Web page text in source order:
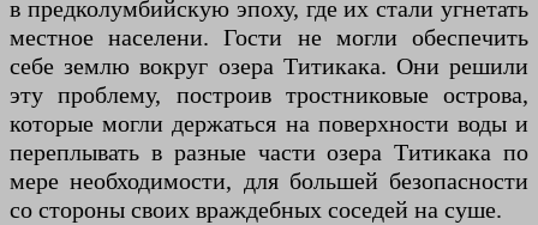
в предколумбийскую эпоху, где их стали угнетать
местное населени. Гости не могли обеспечить
себе землю вокруг озера Титикака. Они решили
эту проблему, построив тростниковые острова,
которые могли держаться на поверхности воды и
переплывать в разные части озера Титикака по
мере необходимости, для большей безопасности
со стороны своих враждебных соседей на суше.